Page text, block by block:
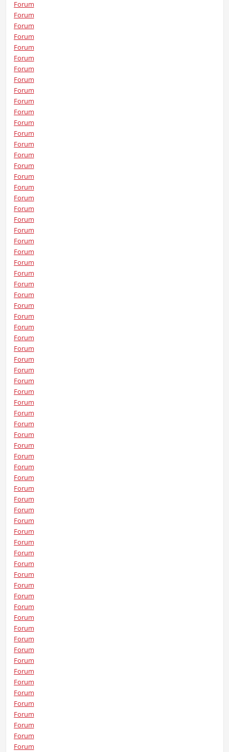
Forum
Forum
Forum
Forum
Forum
Forum
Forum
Forum
Forum
Forum
Forum
Forum
Forum
Forum
Forum
Forum
Forum
Forum
Forum
Forum
Forum
Forum
Forum
Forum
Forum
Forum
Forum
Forum
Forum
Forum
Forum
Forum
Forum
Forum
Forum
Forum
Forum
Forum
Forum
Forum
Forum
Forum
Forum
Forum
Forum
Forum
Forum
Forum
Forum
Forum
Forum
Forum
Forum
Forum
Forum
Forum
Forum
Forum
Forum
Forum
Forum
Forum
Forum
Forum
Forum
Forum
Forum
Forum
Forum
Forum